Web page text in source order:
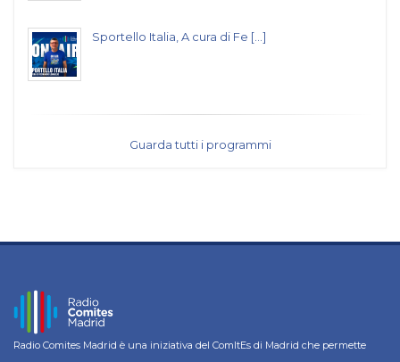
Sportello Italia, A cura di Fe [...]
Guarda tutti i programmi
Radio Comites Madrid è una iniziativa del ComItEs di Madrid che permette